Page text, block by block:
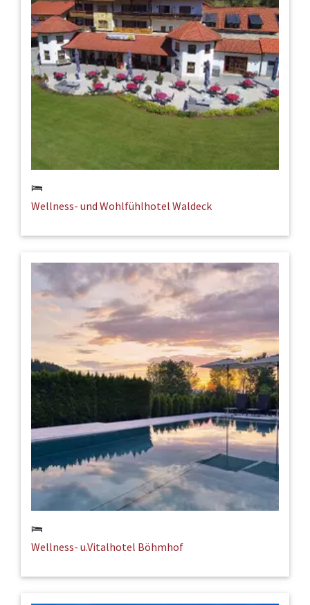
Wellness- und Wohlfühlhotel Waldeck
Wellness- u.Vitalhotel Böhmhof